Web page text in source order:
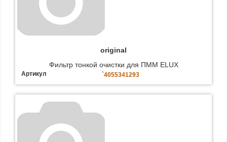
оriginal
Фильтр тонкой очистки для ПММ ELUX
Артикул `4055341293